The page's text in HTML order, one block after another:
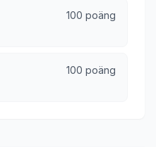
100 poäng
100 poäng